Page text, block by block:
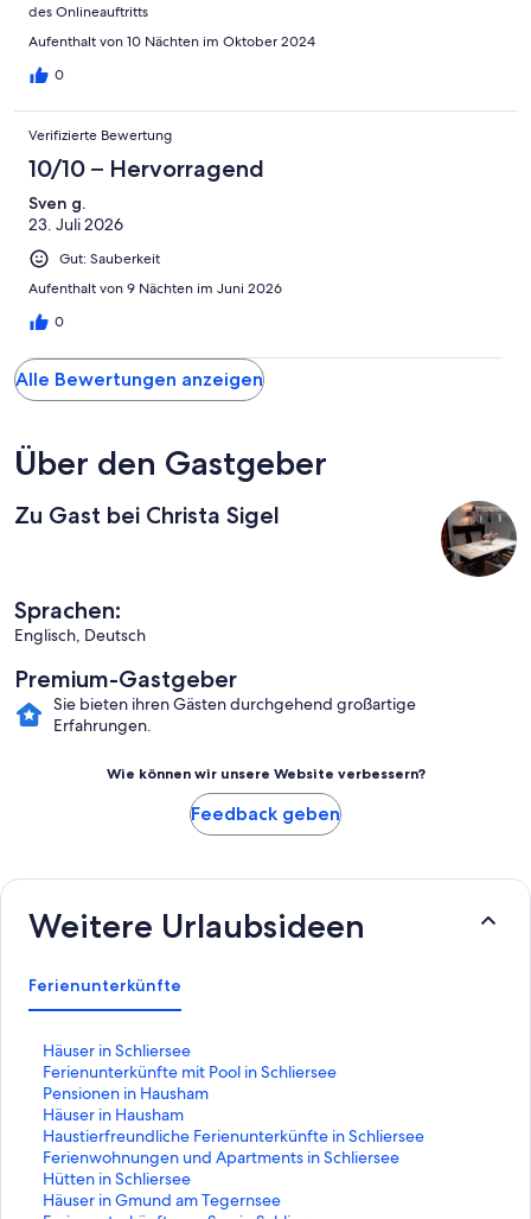
des Onlineauftritts
Aufenthalt von 10 Nächten im Oktober 2024
0
Verifizierte Bewertung
10/10 – Hervorragend
Sven g.
23. Juli 2026
Gut: Sauberkeit
Aufenthalt von 9 Nächten im Juni 2026
0
Alle Bewertungen anzeigen
Über den Gastgeber
Zu Gast bei Christa Sigel
Sprachen:
Englisch, Deutsch
Premium-Gastgeber
Sie bieten ihren Gästen durchgehend großartige
Erfahrungen.
Wie können wir unsere Website verbessern?
Feedback geben
Weitere Urlaubsideen
Ferienunterkünfte
Häuser in Schliersee
L
i
n
k
,
d
e
r
Ferienunterkünfte mit Pool in Schliersee
L
i
n
k
,
d
e
Pensionen in Hausham
L
i
n
k
,
d
Häuser in Hausham
L
i
n
k
,
Haustierfreundliche Ferienunterkünfte in Schliersee
L
i
n
k
Ferienwohnungen und Apartments in Schliersee
L
i
n
Hütten in Schliersee
L
iHäuser in Gmund am Tegernsee
L